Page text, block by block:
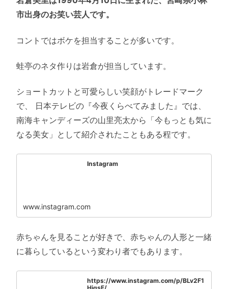
市出身のお笑い芸人です。
コントではボケを担当することが多いです。
蛙亭のネタ作りは岩倉が担当しています。
ショートカットと可愛らしい笑顔がトレードマーク
で、 日本テレビの『今夜くらべてみました』では、
南海キャンディーズの山里亮太から「今もっとも気に
なる美女」として紹介されたこともある程です。
Instagram
www.instagram.com
赤ちゃんを見ることが好きで、赤ちゃんの人形と一緒
に暮らしているという変わり者でもあります。
https://www.instagram.com/p/BLv2F1